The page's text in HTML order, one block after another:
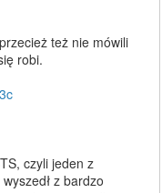
też nie mówili
robi.
czyli jeden z
z bardzo